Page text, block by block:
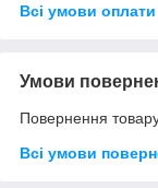
Всі умови оплати
Умови
Повернення
Всі умови